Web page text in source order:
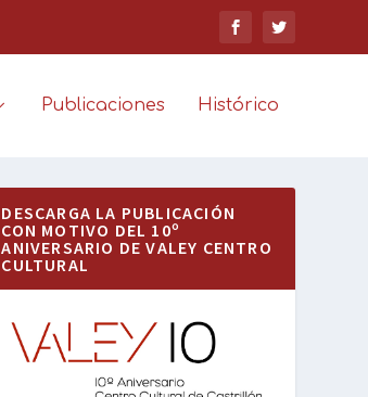
Publicaciones Histórico
DESCARGA LA PUBLICACIÓN
CON MOTIVO DEL 10º
ANIVERSARIO DE VALEY CENTRO
CULTURAL